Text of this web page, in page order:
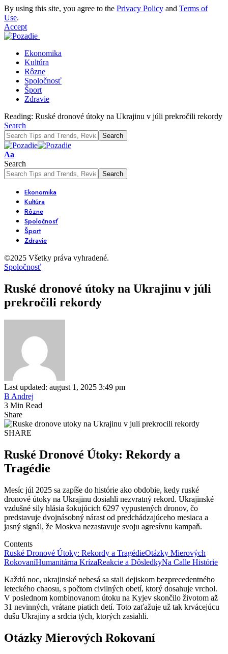
By using this site, you agree to the Privacy Policy and Terms of
Use.
Accept
Ekonomika
Kultúra
Rôzne
Spoločnosť
Šport
Zdravie
Reading: Ruské dronové útoky na Ukrajinu v júli prekročili rekordy
Search
Font
Resizer
Aa
Search
Ekonomika
Kultúra
Rôzne
Spoločnosť
Šport
Zdravie
©2025 Všetky práva vyhradené.
Spoločnosť
Ruské dronové útoky na Ukrajinu v júli
prekročili rekordy
Last updated: august 1, 2025 3:49 pm
B Andrej
3 Min Read
Share
SHARE
Ruské Dronové Útoky: Rekordy a
Tragédie
Mesíc júl 2025 sa zapíše do histórie ako obdobie, kedy ruské
dronové útoky na Ukrajinu dosiahli nezvratný rekord. Ukrajinské
vzdušné sily hlásia šokujúcich 6297 vypustených dronov, čo
predstavuje dvojnásobný nárast od predchádzajúceho mesiaca a
jasný signál, že Moskva nezastavuje svoju agresívnu kampaň.
Contents
Ruské Dronové Útoky: Rekordy a TragédieOtázky Mierových
RokovaníHumanitárna KrízaReakcie a DôsledkyNa Calle Histórie
Každú noc, ukrajinské nebesá sa stali dejiskom bezprecedentného
leteckého chaosu, s počtom civilných obetí, ktorý dosahuje vrchol.
V poslednom kombinovanom útoku na Kyjev skončilo životom až
31 nevinných, vrátane piatich detí. Toto zaťažuje už tak krvácejúcu
dušu Ukrajiny a srdcia tých, ktorých zasiahli.
Otázky Mierových Rokovaní